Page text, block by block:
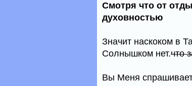
Смотря что от
духовностью
Значит наскоком в
Солнышком нет.что
Вы Меня